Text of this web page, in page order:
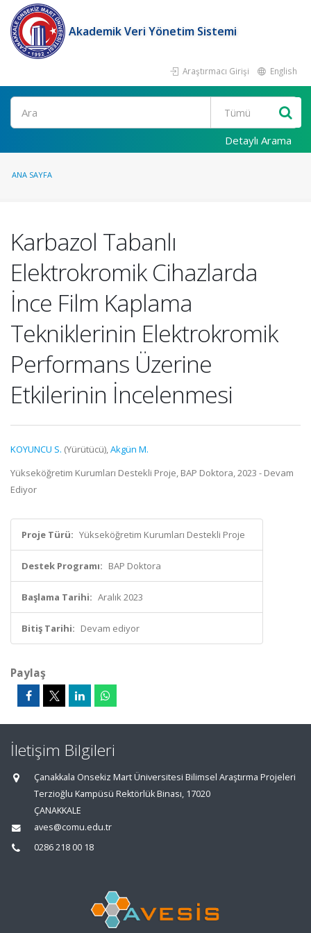
Akademik Veri Yönetim Sistemi
Araştırmacı Girişi English
Ara
Detaylı Arama
ANA SAYFA
Karbazol Tabanlı
Elektrokromik Cihazlarda
İnce Film Kaplama
Tekniklerinin Elektrokromik
Performans Üzerine
Etkilerinin İncelenmesi
KOYUNCU S. (Yürütücü),Akgün M.
Yükseköğretim Kurumları Destekli Proje, BAP Doktora, 2023 - Devam
Ediyor
Proje Türü: Yükseköğretim Kurumları Destekli Proje
Destek Programı: BAP Doktora
Başlama Tarihi: Aralık 2023
Bitiş Tarihi: Devam ediyor
Paylaş
İletişim Bilgileri
Çanakkala Onsekiz Mart Üniversitesi Bilimsel Araştırma Projeleri
Terzioğlu Kampüsü Rektörlük Binası, 17020
ÇANAKKALE
aves@comu.edu.tr
0286 218 00 18